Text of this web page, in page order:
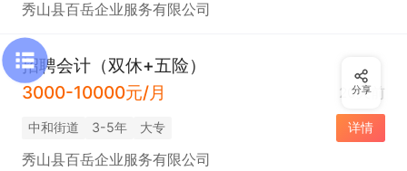
秀山县百岳企业服务有限公司
招聘会计（双休+五险）
3000-10000元/月
20天前
中和街道 3-5年 大专 详情
秀山县百岳企业服务有限公司
分享